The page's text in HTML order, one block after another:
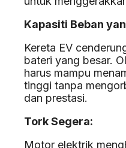
Kapasiti Beban
Kereta EV
bateri yang besar.
harus mampu
tinggi tanpa
dan prestasi.
Tork Segera:
Motor elektrik